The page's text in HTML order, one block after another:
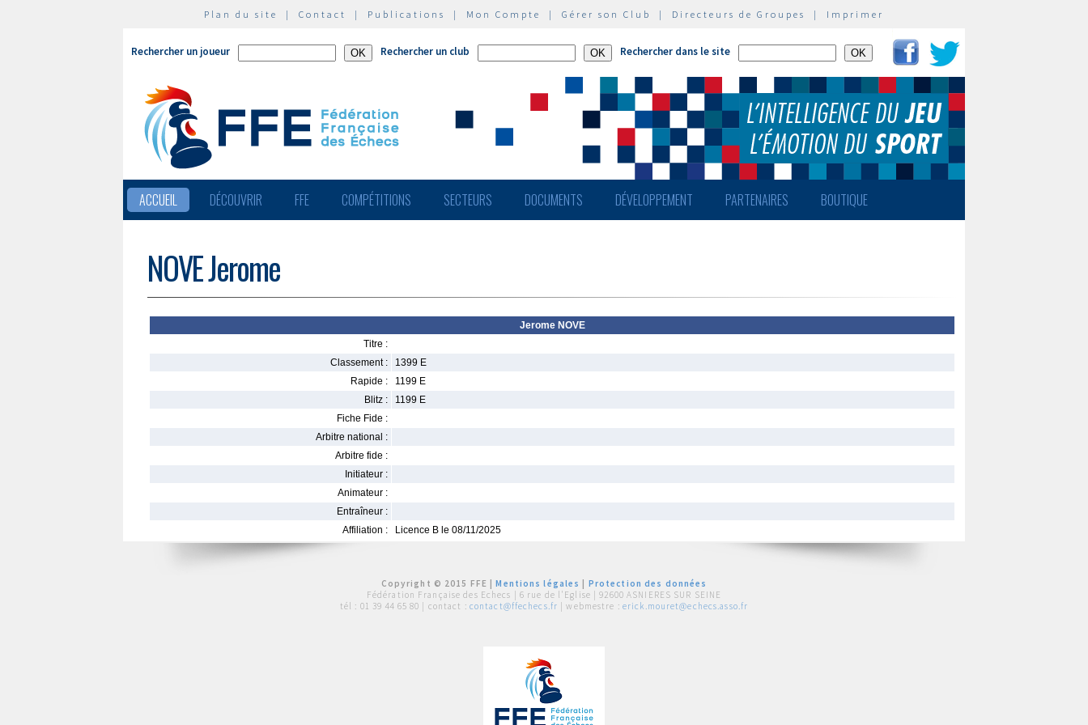
Plan du site | Contact | Publications | Mon Compte | Gérer son Club | Directeurs de Groupes | Imprimer
Rechercher un joueur Rechercher un club Rechercher dans le site
ACCUEIL DÉCOUVRIR FFE COMPÉTITIONS SECTEURS DOCUMENTS DÉVELOPPEMENT PARTENAIRES BOUTIQUE
NOVE Jerome
Jerome NOVE
Titre :
Classement :
1399 E
Rapide :
1199 E
Blitz :
1199 E
Fiche Fide :
Arbitre national :
Arbitre fide :
Initiateur :
Animateur :
Entraîneur :
Affiliation :
Licence B le 08/11/2025
Copyright © 2015 FFE |Mentions légales
Protection des données
Fédération Française des Echecs | 6 rue de l'Eglise | 92600 ASNIERES SUR SEINE
tél : 01 39 44 65 80 | contact : contact@ffechecs.fr | webmestre : erick.mouret@echecs.asso.fr